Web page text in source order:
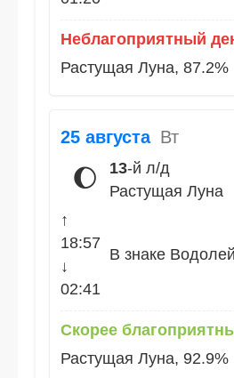
Неблагоприятный
Растущая Луна, 87.2%
25 августа Вт
🌔 13-й л/д
Растущая Луна
↑
18:57
↓
02:41
В знаке
Скорее
Растущая Луна, 92.9%